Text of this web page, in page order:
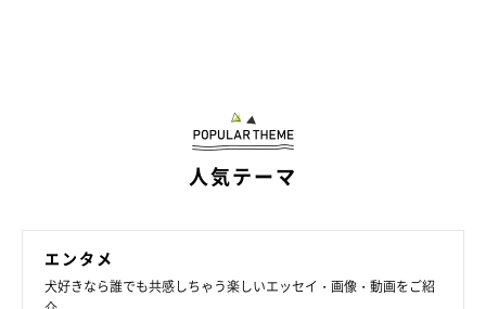
人気テーマ
エンタメ
犬好きなら誰でも共感しちゃう楽しいエッセイ・画像・動画をご紹